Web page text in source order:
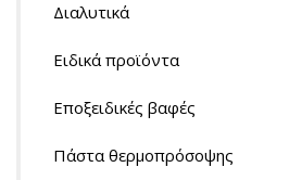
Διαλυτικά
Ειδικά προϊόντα
Εποξειδικές βαφές
Πάστα θερμοπρόσοψης